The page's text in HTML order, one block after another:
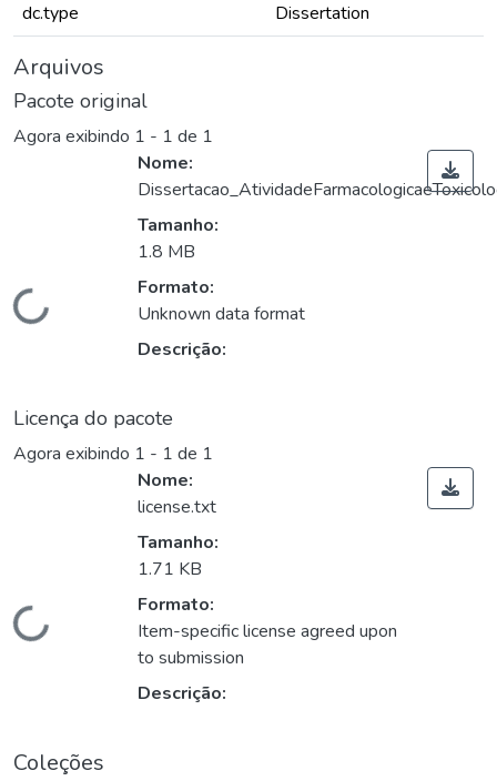
dc.type
Dissertation
Arquivos
Pacote original
Agora exibindo 1 - 1 de 1
Nome:
Tamanho:
1.8 MB
Formato:
Unknown data format
Descrição:
Licença do pacote
Agora exibindo 1 - 1 de 1
Nome:
license.txt
Tamanho:
1.71 KB
Formato:
Item-specific license agreed upon
to submission
Descrição:
Coleções